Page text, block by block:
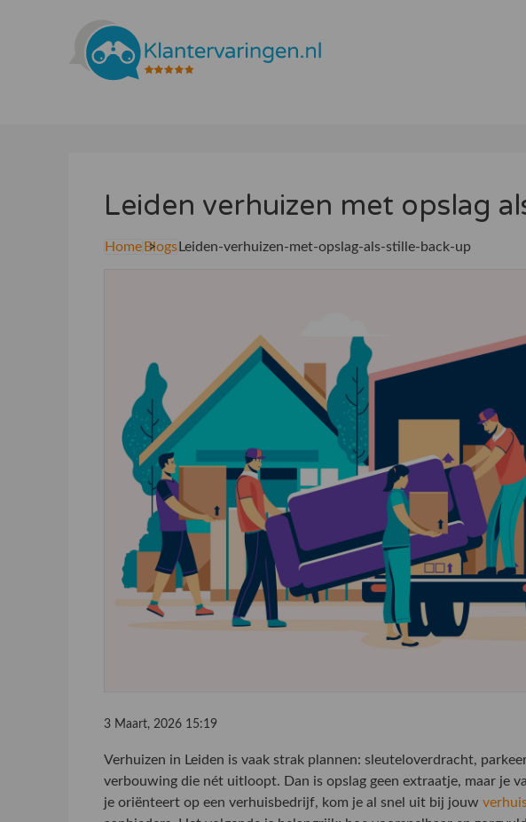
Leiden verhuizen met opslag
Home Blogs Leiden-verhuizen-met-opslag-als-stille-back-up
3 Maart, 2026 15:19
Verhuizen in Leiden is vaak strak plannen: sleuteloverdracht,
verbouwing die nét uitloopt. Dan is opslag geen extraatje, maar je
je oriënteert op een verhuisbedrijf, kom je al snel uit bij jouw